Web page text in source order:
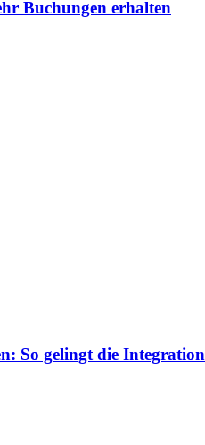
Buchungen erhalten
So gelingt die Integration